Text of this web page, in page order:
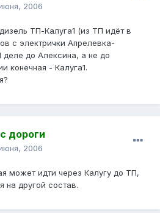
2006
ТП-Калуга1 (из ТП идёт в
с электрички Апрелевка-
до Алексина, а не до
конечная - Калуга1.
дороги
2006
может идти через Калугу до ТП,
на другой состав.